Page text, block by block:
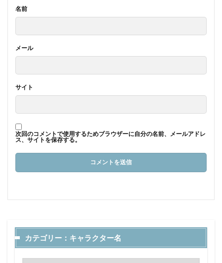
名前
メール
サイト
次回のコメントで使用するためブラウザーに自分の名前、メールアドレ
ス、サイトを保存する。
カテゴリー：キャラクター名